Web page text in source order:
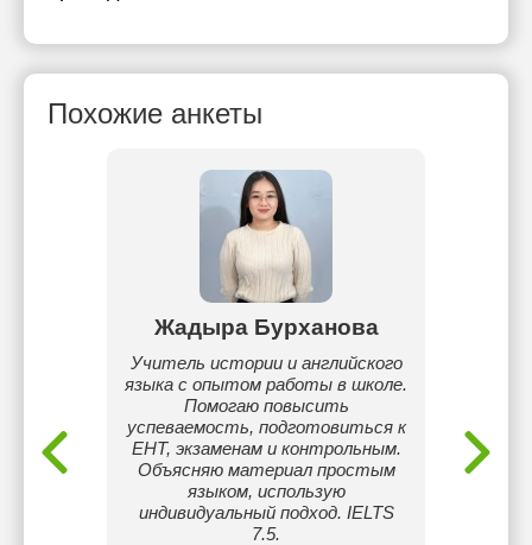
Похожие анкеты
Жадыра Бурханова
Учитель истории и английского
языка с опытом работы в школе.
Помогаю повысить
успеваемость, подготовиться к
ЕНТ, экзаменам и контрольным.
Объясняю материал простым
языком, использую
индивидуальный подход. IELTS
7.5.